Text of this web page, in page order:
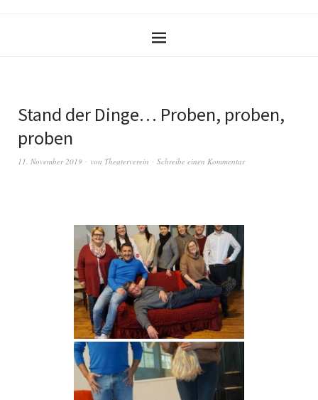
Stand der Dinge… Proben, proben,
proben
11. November 2019 von Theaterverein Schreibe einen Kommentar